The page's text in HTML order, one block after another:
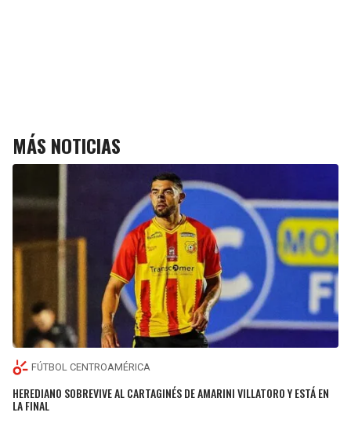
MÁS NOTICIAS
FÚTBOL CENTROAMÉRICA
HEREDIANO SOBREVIVE AL CARTAGINÉS DE AMARINI VILLATORO Y ESTÁ EN
LA FINAL